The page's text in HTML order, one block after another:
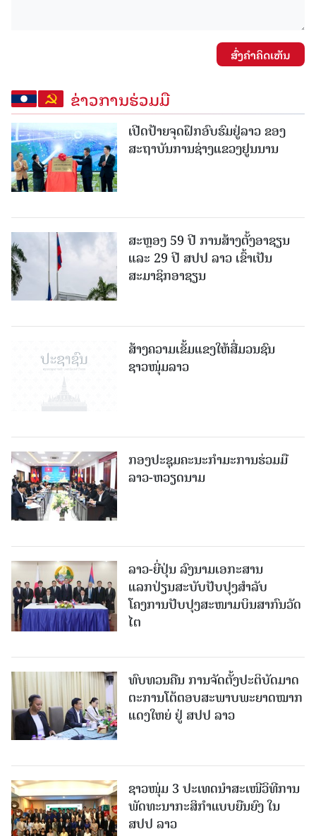
ສົ່ງຄໍາຄິດເຫັນ
ຂ່າວການຮ່ວມມື
ເປີດປ້າຍຈຸດຝຶກອົບຮົມຢູ່ລາວ ຂອງ
ສະຖາບັນການຊ່າງແຂວງຢູນນານ
ສະຫຼອງ 59 ປີ ການສ້າງຕັ້ງອາຊຽນ
ແລະ 29 ປີ ສປປ ລາວ ເຂົ້າເປັນ
ສະມາຊິກອາຊຽນ
ສ້າງຄວາມເຂັ້ມແຂງໃຫ້ສື່ມວນຊົນ
ຊາວໜຸ່ມລາວ
ກອງປະຊຸມຄະນະກຳມະການຮ່ວມມື
ລາວ-ຫວຽດນາມ
ລາວ-ຍີ່ປຸ່ນ ລົງນາມເອກະສານ
ແລກປ່ຽນສະບັບປັບປຸງສໍາລັບ
ໂຄງການປັບປຸງສະໜາມບິນສາກົນວັດ
ໄຕ
ທົບທວນຄືນ ການຈັດຕັ້ງປະຕິບັດມາດ
ຕະການໂຕ້ຕອບສະພາບພະຍາດໝາກ
ແດງໃຫຍ່ ຢູ່ ສປປ ລາວ
ຊາວໜຸ່ມ 3 ປະເທດນຳສະເໜີວິທີການ
ພັດທະນາກະສິກຳແບບຍືນຍົງ ໃນ
ສປປ ລາວ